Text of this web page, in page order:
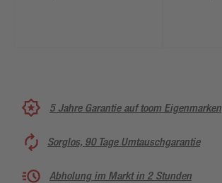
5 Jahre Garantie auf toom Eigenmarken
Sorglos, 90 Tage Umtauschgarantie
Abholung im Markt in 2 Stunden